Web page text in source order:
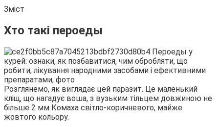
Зміст
Хто такі пероеды
Розглянемо, як виглядає цей паразит. Це маленький
кліщ, що нагадує воша, з вузьким тільцем довжиною не
більше 2 мм Комаха світло-коричневого, майже
жовтого кольору.